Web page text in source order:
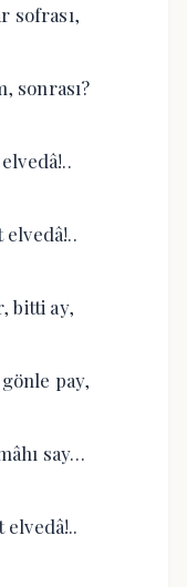
sofrası,
sonrası?
bitti ay,
gönle pay,
say…